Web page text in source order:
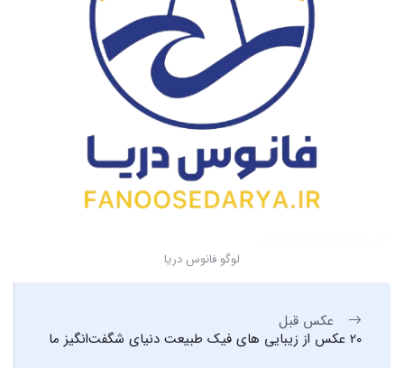
لوگو فانوس دریا
عکس قبل
20 عکس از زیبایی های فیک طبیعت دنیای شگفت‌انگیز ما